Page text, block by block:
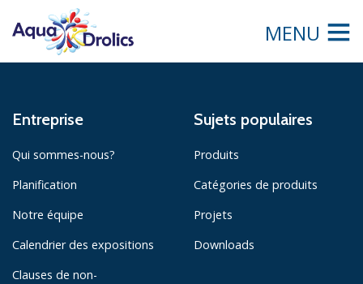
MENU
Entreprise
Qui sommes-nous?
Planification
Notre équipe
Calendrier des expositions
Clauses de non-
Sujets populaires
Produits
Catégories de produits
Projets
Downloads